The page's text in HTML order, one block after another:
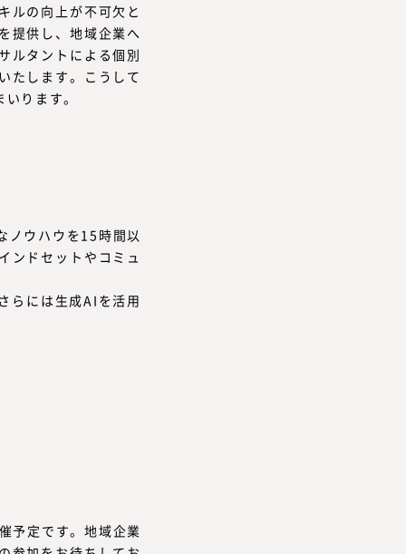
ルの向上が不可欠と
提供し、地域企業へ
ルタントによる個別
たします。こうして
ります。
ノウハウを15時間以
ンドセットやコミュ
らには生成AIを活用
予定です。地域企業